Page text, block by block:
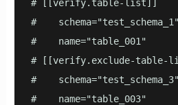
# [[verify.table-list]]
#    schema="test_schema_1"
#    name="table_001"
# [[verify.exclude-table-
#    schema="test_schema_3"
#    name="table_003"